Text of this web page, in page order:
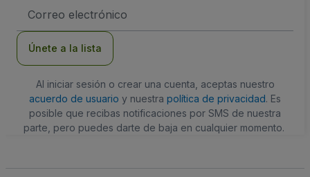
de
Únete a la lista
Al iniciar sesión o crear una cuenta, aceptas nuestro
acuerdo de usuario y nuestra política de privacidad. Es
posible que recibas notificaciones por SMS de nuestra
parte, pero puedes darte de baja en cualquier momento.